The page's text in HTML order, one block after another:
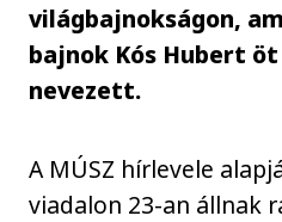
világbajnokságon,
bajnok Kós Hubert öt
nevezett.
A MÚSZ hírlevele
viadalon 23-an állnak